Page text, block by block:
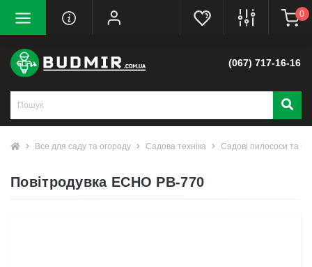
0
(067) 717-16-16
Все для саду та огороду Садова техніка Садові пилососи та
Повітродувка ECHO PB-770